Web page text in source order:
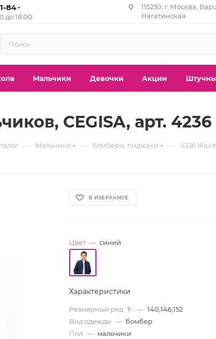
84
до 18:00
115230, г. Москва,
Нагатинская
Мальчики Девочки Акции
CEGISA, арт. 4236
— Мальчики — Бомберы, пиджаки — 4236
В ИЗБРАННОЕ
Цвет — синий
Характеристики
Размерный ряд ? — 140,146,152
Вид одежды — бомбер
Пол — мальчики